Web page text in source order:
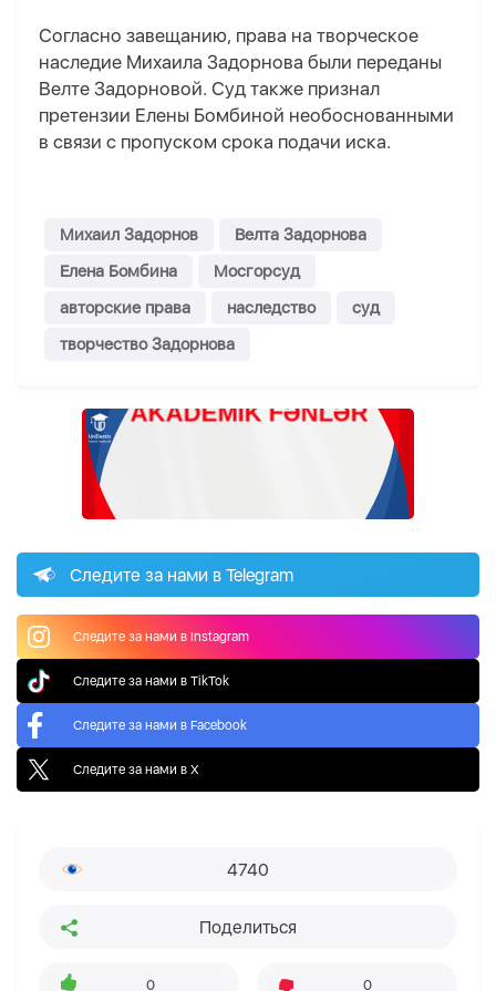
Согласно завещанию, права на творческое
наследие Михаила Задорнова были переданы
Велте Задорновой. Суд также признал
претензии Елены Бомбиной необоснованными
в связи с пропуском срока подачи иска.
Михаил Задорнов
Велта Задорнова
Елена Бомбина
Мосгорсуд
авторские права
наследство
суд
творчество Задорнова
Следите за нами в Telegram
Следите за нами в Instagram
Следите за нами в TikTok
Следите за нами в Facebook
Следите за нами в X
4740
Поделиться
0 0